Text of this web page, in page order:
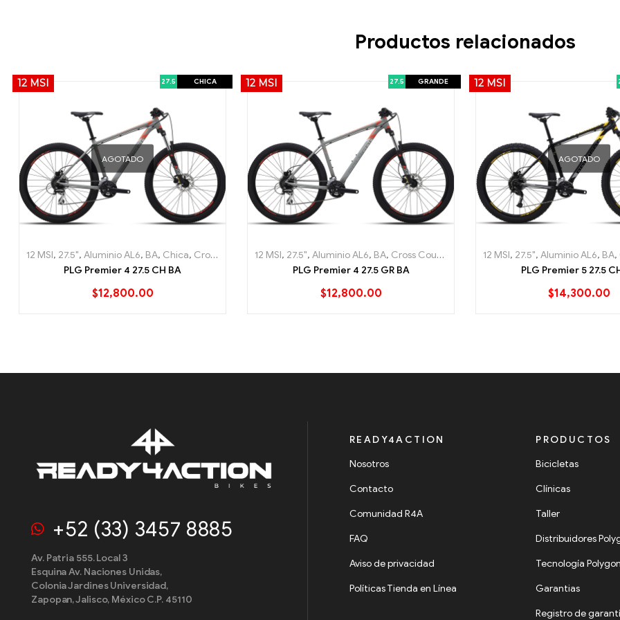
Productos relacionados
12 MSI 27.5 CHICA
AGOTADO
12 MSI, 27.5", Aluminio AL6, BA, Chica, Cross Country (XC) , Hard Tail,Mountain (MTB),Premier,Premier 4 ,Sport
PLG Premier 4 27.5 CH BA
$12,800.00
12 MSI 27.5 GRANDE
12 MSI, 27.5", Aluminio AL6, BA, Cross Country (XC) Grande,Hard Tail,Mountain
PLG Premier 4 27.5 GR BA
$12,800.00
12 MSI
AGOTADO
12 MSI, 27.5", Aluminio AL6, BA,
PLG Premier 5 27.5
$14,300.00
+52 (33) 3457 8885
Av. Patria 555. Local 3
Esquina Av. Naciones Unidas,
Colonia Jardines Universidad,
Zapopan, Jalisco, México C.P. 45110
READY4ACTION
Nosotros
Contacto
Comunidad R4A
FAQ
Aviso de privacidad
Políticas Tienda en Línea
PRODUCTOS
Bicicletas
Clínicas
Taller
Distribuidores
Tecnología Polygon
Garantias
Registro de